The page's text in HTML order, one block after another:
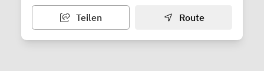
Teilen Route